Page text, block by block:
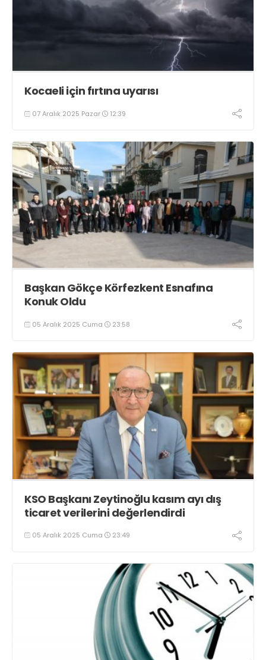
Kocaeli için fırtına uyarısı
07 Aralık 2025 Pazar 12:39
Başkan Gökçe Körfezkent Esnafına
Konuk Oldu
05 Aralık 2025 Cuma 23:58
KSO Başkanı Zeytinoğlu kasım ayı dış
ticaret verilerini değerlendirdi
05 Aralık 2025 Cuma 23:49